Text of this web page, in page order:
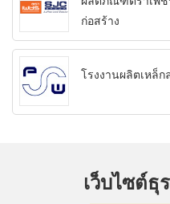
ก่อสร้าง
โรงงานผลิตเหล็
เว็บไซต์ธุ